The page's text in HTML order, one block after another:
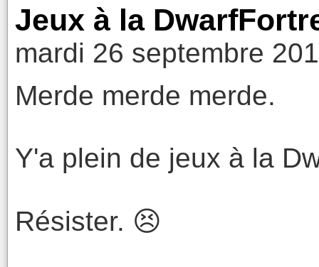
Jeux à la
mardi 26 septembre
Merde merde merde.
Y'a plein de jeux à la
Résister. 😣